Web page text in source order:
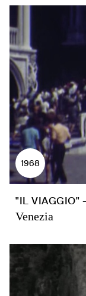
1968
"IL VIAGGIO"
Venezia